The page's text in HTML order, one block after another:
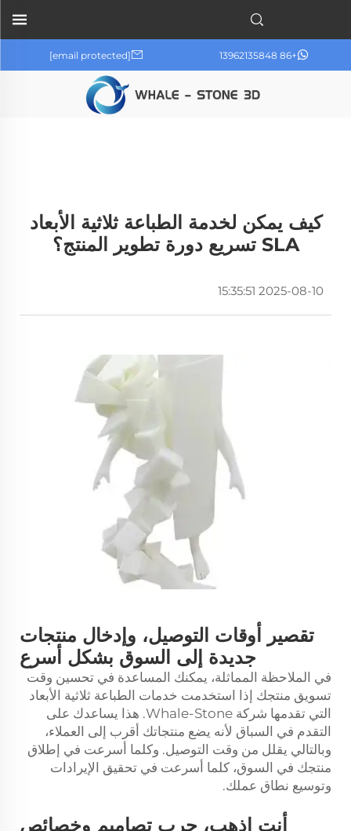
+86 13962135848
[email protected]
كيف يمكن لخدمة الطباعة ثلاثية الأبعاد
SLA تسريع دورة تطوير المنتج؟
2025-08-10 15:35:51
تقصير أوقات التوصيل، وإدخال منتجات
جديدة إلى السوق بشكل أسرع
في الملاحظة المماثلة، يمكنك المساعدة في تحسين وقت
تسويق منتجك إذا استخدمت خدمات الطباعة ثلاثية الأبعاد
التي تقدمها شركة Whale-Stone. هذا يساعدك على
التقدم في السباق لأنه يضع منتجاتك أقرب إلى العملاء،
وبالتالي يقلل من وقت التوصيل. وكلما أسرعت في إطلاق
منتجك في السوق، كلما أسرعت في تحقيق الإيرادات
وتوسيع نطاق عملك.
أنت إذهب، جرب تصاميم وخصائص